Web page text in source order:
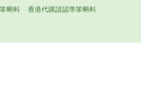
蝌蚪 香港代購請認準笨蝌蚪